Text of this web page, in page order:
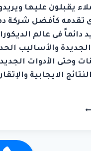
يقبلون عليها
تقدمه كأفضل شركة
دائماً فى عالم
والأساليب
وحتى الأدوات
الايجابية